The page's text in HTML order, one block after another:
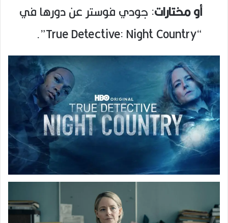
أو مختارات: جودي فوستر عن دورها في
“True Detective: Night Country”.